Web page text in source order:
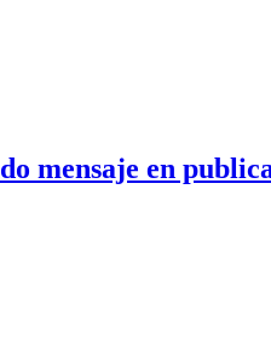
mensaje en